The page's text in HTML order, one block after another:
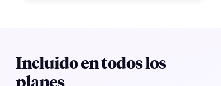
Incluido en todos los